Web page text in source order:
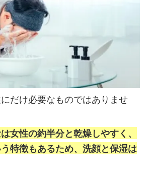
だけ必要なものではありませ
女性の約半分と乾燥しやすく、
特徴もあるため、洗顔と保湿は